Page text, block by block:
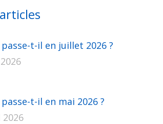
passe-t-il en juillet 2026 ?
t-il en mai 2026 ?